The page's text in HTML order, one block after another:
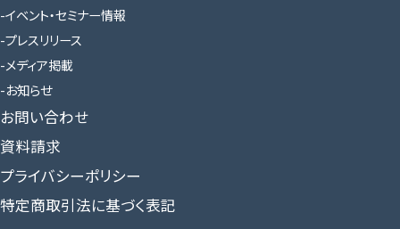
イベント・セミナー情報
プレスリリース
メディア掲載
お知らせ
お問い合わせ
資料請求
プライバシーポリシー
特定商取引法に基づく表記